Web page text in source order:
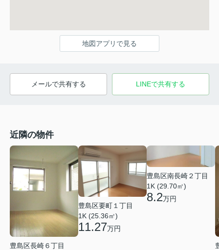
地図アプリで見る
メールで共有する LINEで共有する
近隣の物件
豊島区長崎６丁目
豊島区要町１丁目
1K (25.36㎡)
11.27万円
豊島区南長崎２丁目
1K (29.70㎡)
8.2万円